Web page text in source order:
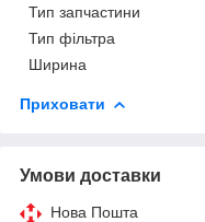
Тип запчастини
Тип фільтра
Ширина
Приховати
Умови доставки
Нова Пошта